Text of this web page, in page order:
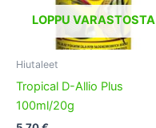
LOPPU VARASTOSTA
Hiutaleet
Tropical D-Allio Plus
100ml/20g